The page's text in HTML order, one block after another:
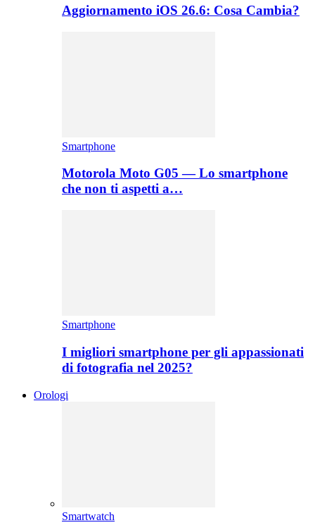
Aggiornamento iOS 26.6: Cosa Cambia?
Smartphone
Motorola Moto G05 — Lo smartphone
che non ti aspetti a…
Smartphone
I migliori smartphone per gli appassionati
di fotografia nel 2025?
Orologi
Smartwatch